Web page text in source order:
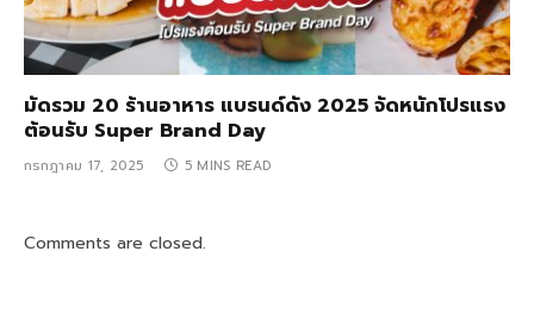
มัดรวม 20 ร้านอาหาร แบรนด์ดัง 2025 จัดหนักโปรแรง
ต้อนรับ Super Brand Day
กรกฎาคม 17, 2025 5 MINS READ
Comments are closed.